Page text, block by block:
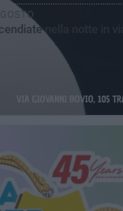
nella notte in